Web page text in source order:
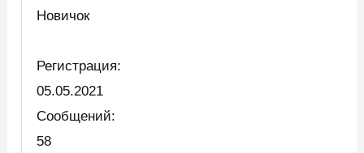
Новичок
Регистрация:
05.05.2021
Сообщений:
58